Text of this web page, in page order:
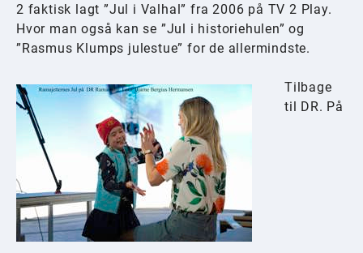
2 faktisk lagt ”Jul i Valhal” fra 2006 på TV 2 Play.
Hvor man også kan se ”Jul i historiehulen” og
”Rasmus Klumps julestue” for de allermindste.
Tilbage
til DR. På